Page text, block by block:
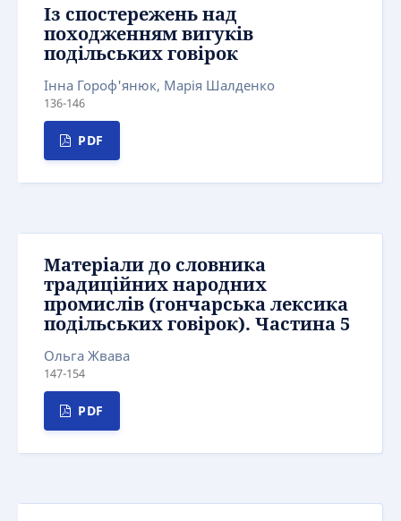
Із спостережень над
походженням вигуків
подільських говірок
Інна Гороф'янюк, Марія Шалденко
136-146
PDF
Матеріали до словника
традиційних народних
промислів (гончарська лексика
подільських говірок). Частина 5
Ольга Жвава
147-154
PDF